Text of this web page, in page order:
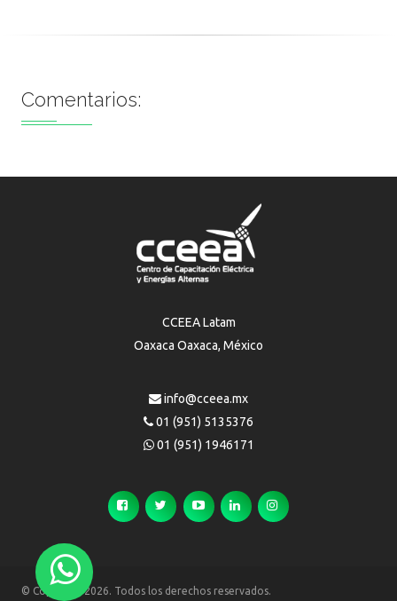
Comentarios:
CCEEA Latam
Oaxaca Oaxaca, México
info@cceea.mx
01 (951) 5135376
01 (951) 1946171
© Copyright 2026. Todos los derechos reservados.